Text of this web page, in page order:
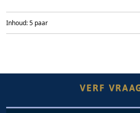
Inhoud: 5 paar